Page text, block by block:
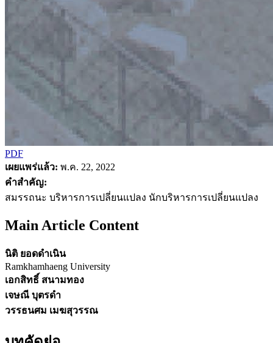
PDF
เผยแพร่แล้ว: พ.ค. 22, 2022
คำสำคัญ:
สมรรถนะ บริหารการเปลี่ยนแปลง นักบริหารการเปลี่ยนแปลง
Main Article Content
นิติ ยอดดำเนิน
Ramkhamhaeng University
เอกสิทธิ์ สนามทอง
เจษณี บุตรดำ
วรรธนศม เมฆสุวรรณ